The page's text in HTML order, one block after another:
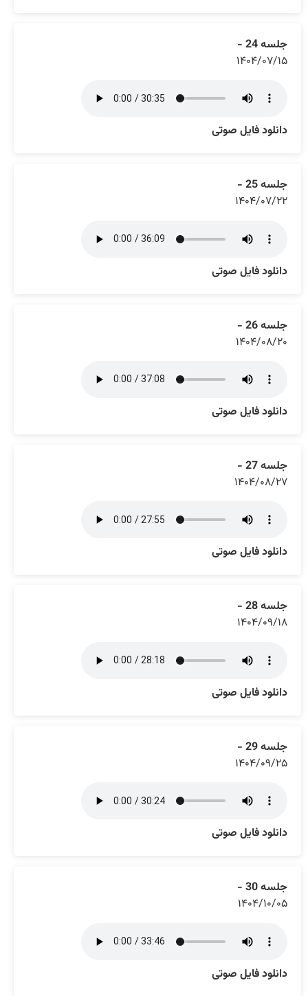
جلسه 24 -
۱۴۰۴/۰۷/۱۵
دانلود فایل صوتی
جلسه 25 -
۱۴۰۴/۰۷/۲۲
دانلود فایل صوتی
جلسه 26 -
۱۴۰۴/۰۸/۲۰
دانلود فایل صوتی
جلسه 27 -
۱۴۰۴/۰۸/۲۷
دانلود فایل صوتی
جلسه 28 -
۱۴۰۴/۰۹/۱۸
دانلود فایل صوتی
جلسه 29 -
۱۴۰۴/۰۹/۲۵
دانلود فایل صوتی
جلسه 30 -
۱۴۰۴/۱۰/۰۵
دانلود فایل صوتی